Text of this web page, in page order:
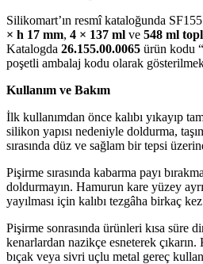
Silikomart’ın resmî kataloğunda
× h 17 mm, 4 × 137 ml ve 548 ml
Katalogda 26.155.00.0065 ürün kodu
poşetli ambalaj kodu olarak
Kullanım ve Bakım
İlk kullanımdan önce kalıbı yıkayıp
silikon yapısı nedeniyle doldurma,
sırasında düz ve sağlam bir tepsi
Pişirme sırasında kabarma payı
doldurmayın. Hamurun kare yüzey
yayılması için kalıbı tezgâha birkaç
Pişirme sonrasında ürünleri kısa süre
kenarlardan nazikçe esneterek
bıçak veya sivri uçlu metal gereç